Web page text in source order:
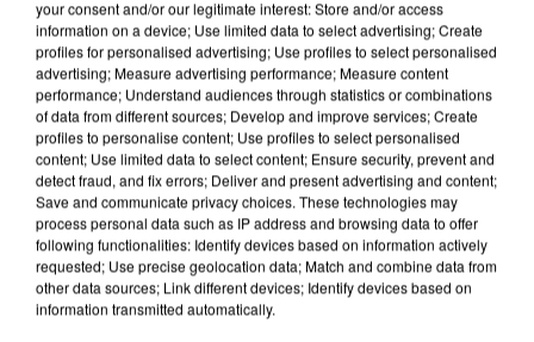
your consent and/or our legitimate interest: Store and/or access
information on a device; Use limited data to select advertising; Create
profiles for personalised advertising; Use profiles to select personalised
advertising; Measure advertising performance; Measure content
performance; Understand audiences through statistics or combinations
of data from different sources; Develop and improve services; Create
profiles to personalise content; Use profiles to select personalised
content; Use limited data to select content; Ensure security, prevent and
detect fraud, and fix errors; Deliver and present advertising and content;
Save and communicate privacy choices. These technologies may
process personal data such as IP address and browsing data to offer
following functionalities: Identify devices based on information actively
requested; Use precise geolocation data; Match and combine data from
other data sources; Link different devices; Identify devices based on
information transmitted automatically.